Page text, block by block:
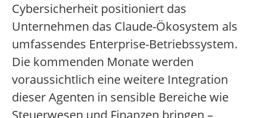
Cybersicherheit positioniert das
Unternehmen das Claude-Ökosystem als
umfassendes Enterprise-Betriebssystem.
Die kommenden Monate werden
voraussichtlich eine weitere Integration
dieser Agenten in sensible Bereiche wie